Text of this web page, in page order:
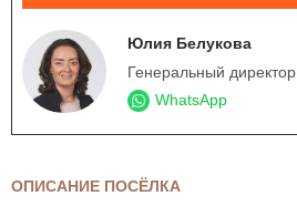
Юлия Белукова
Генеральный директор
WhatsApp
ОПИСАНИЕ ПОСЁЛКА